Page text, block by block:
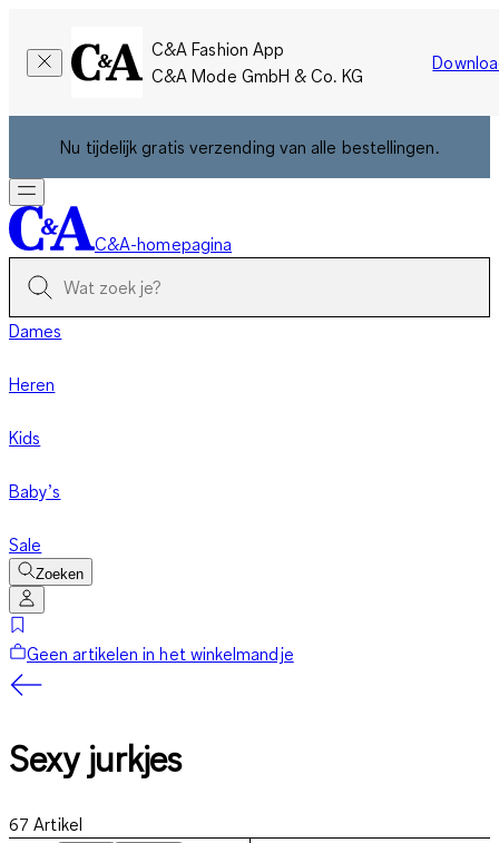
C&A Fashion App
C&A Mode GmbH & Co. KG
Nu tijdelijk gratis verzending van alle bestellingen.
C&A-homepagina
Dames
Heren
Kids
Baby’s
Sale
Zoeken
Geen artikelen in het winkelmandje
Sexy jurkjes
67 Artikel